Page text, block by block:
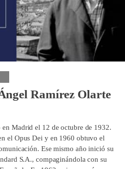
Ramírez Olarte
Madrid el 12 de octubre de 1932.
el Opus Dei y en 1960 obtuvo el
Ese mismo año inició su
S.A., compaginándola con su